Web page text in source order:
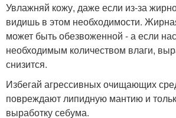
Увлажняй кожу, даже если из-за
видишь в этом необходимости.
может быть обезвоженной - а если
необходимым количеством влаги,
снизится.
Избегай агрессивных очищающих
повреждают липидную мантию и
выработку себума.